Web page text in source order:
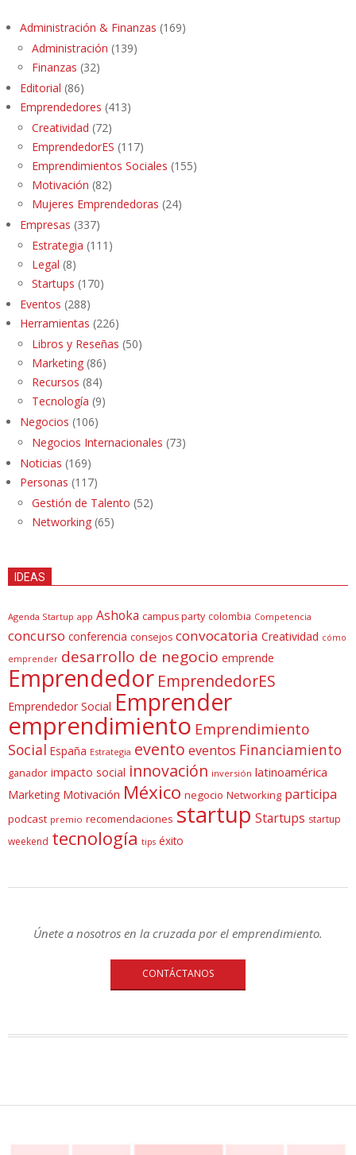
Administración & Finanzas (169)
Administración (139)
Finanzas (32)
Editorial (86)
Emprendedores (413)
Creatividad (72)
EmprendedorES (117)
Emprendimientos Sociales (155)
Motivación (82)
Mujeres Emprendedoras (24)
Empresas (337)
Estrategia (111)
Legal (8)
Startups (170)
Eventos (288)
Herramientas (226)
Libros y Reseñas (50)
Marketing (86)
Recursos (84)
Tecnología (9)
Negocios (106)
Negocios Internacionales (73)
Noticias (169)
Personas (117)
Gestión de Talento (52)
Networking (65)
IDEAS
Agenda Startup app Ashoka campus party colombia Competencia
concurso conferencia consejos convocatoria Creatividad cómo
emprender desarrollo de negocio emprende
Emprendedor EmprendedorES
Emprendedor Social Emprender
emprendimiento Emprendimiento
Social España Estrategia evento eventos Financiamiento
ganador impacto social innovación inversión latinoamérica
Marketing Motivación México negocio Networking participa
podcast premio recomendaciones startup Startups startup
weekend tecnología tips éxito
Únete a nosotros en la cruzada por el emprendimiento.
CONTÁCTANOS